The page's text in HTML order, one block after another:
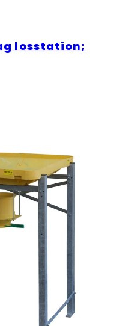
losstation;